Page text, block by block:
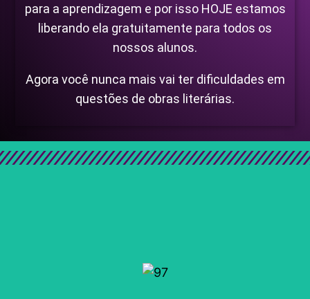
para a aprendizagem e por isso HOJE estamos
liberando ela gratuitamente para todos os
nossos alunos.
Agora você nunca mais vai ter dificuldades em
questões de obras literárias.